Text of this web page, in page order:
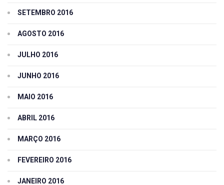
SETEMBRO 2016
AGOSTO 2016
JULHO 2016
JUNHO 2016
MAIO 2016
ABRIL 2016
MARÇO 2016
FEVEREIRO 2016
JANEIRO 2016